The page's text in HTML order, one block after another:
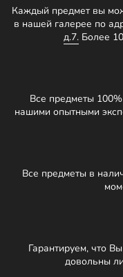
Каждый предмет вы
в нашей галерее по
д.7.Более
Все предметы
нашими опытными
Все предметы в
Гарантируем, что
довольны